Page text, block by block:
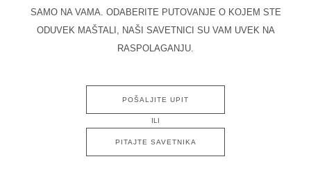
SAMO NA VAMA. ODABERITE PUTOVANJE O KOJEM STE
ODUVEK MAŠTALI, NAŠI SAVETNICI SU VAM UVEK NA
RASPOLAGANJU.
POŠALJITE UPIT
ILI
PITAJTE SAVETNIKA